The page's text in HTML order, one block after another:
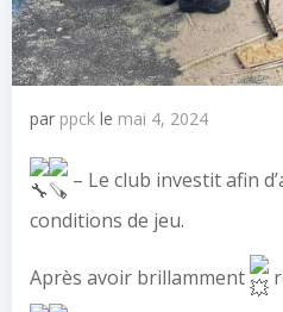
par ppck le mai 4, 2024
– Le club investit afin
conditions de jeu.
Après avoir brillamment